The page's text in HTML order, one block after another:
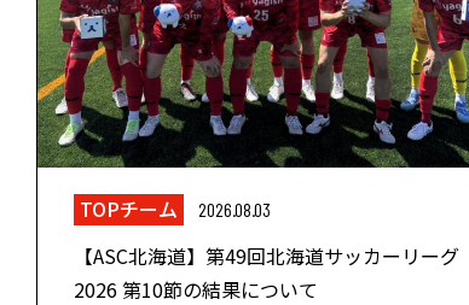
TOPチーム 2026.08.03
【ASC北海道】第49回北海道サッカーリーグ
2026 第10節の結果について